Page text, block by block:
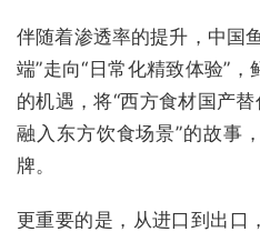
伴随着渗透率的提升，中国
端”走向“日常化精致体验”
的机遇，将“西方食材国产
融入东方饮食场景”的故事
牌。
更重要的是，从进口到出口